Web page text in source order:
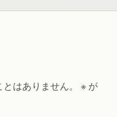
はありません。 ※ が